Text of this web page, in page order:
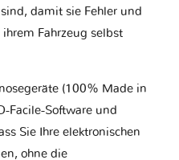
damit sie Fehler und
Fahrzeug selbst
(100% Made in
Facile-Software und
Sie Ihre elektronischen
ohne die